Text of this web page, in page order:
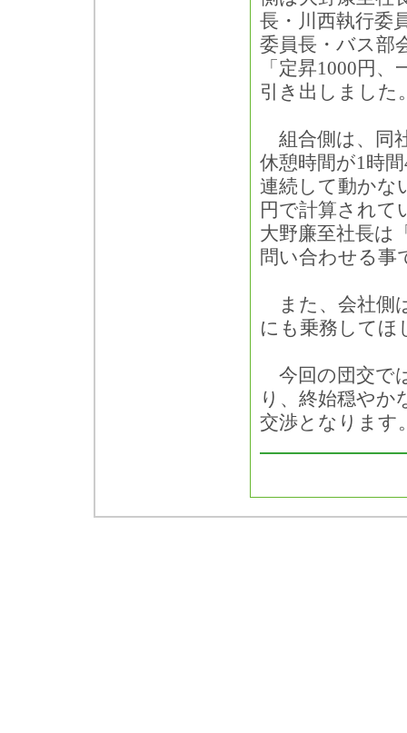
長・川西執行委
委員長・バス部
「定昇1000円
引き出しました
組合側は、同
休憩時間が1時
連続して動かな
円で計算されて
大野廉至社長は
問い合わせる事
また、会社側
にも乗務してほ
今回の団交で
り、終始穏やか
交渉となります